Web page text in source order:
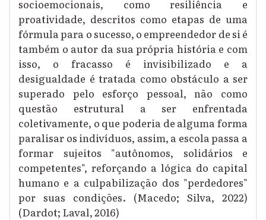
socioemocionais, como resiliência e
proatividade, descritos como etapas de uma
fórmula para o sucesso, o empreendedor de si é
também o autor da sua própria história e com
isso, o fracasso é invisibilizado e a
desigualdade é tratada como obstáculo a ser
superado pelo esforço pessoal, não como
questão estrutural a ser enfrentada
coletivamente, o que poderia de alguma forma
paralisar os indivíduos, assim, a escola passa a
formar sujeitos "autônomos, solidários e
competentes", reforçando a lógica do capital
humano e a culpabilização dos "perdedores"
por suas condições. (Macedo; Silva, 2022)
(Dardot; Laval, 2016)